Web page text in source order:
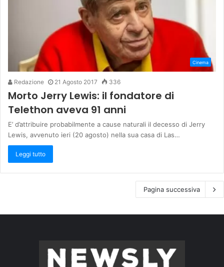
Cinema
Redazione 21 Agosto 2017 336
Morto Jerry Lewis: il fondatore di
Telethon aveva 91 anni
E’ d’attribuire probabilmente a cause naturali il decesso di Jerry
Lewis, avvenuto ieri (20 agosto) nella sua casa di Las…
Leggi tutto
Pagina successiva